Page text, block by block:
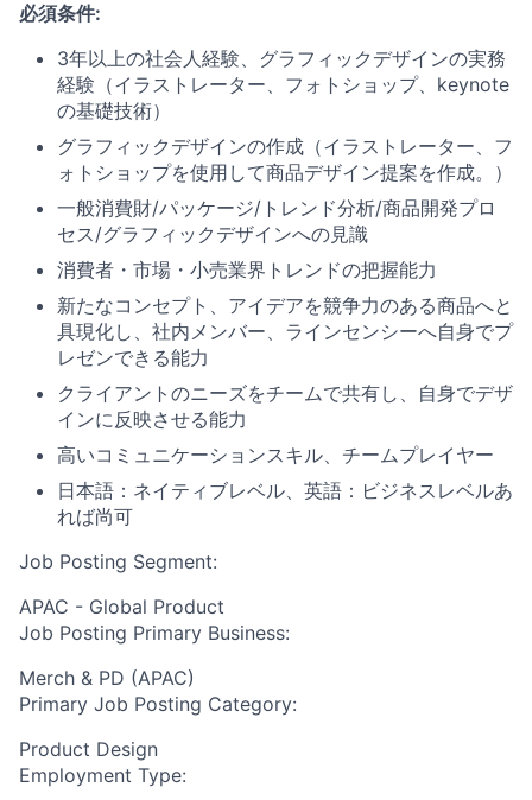
必須条件:
3年以上の社会人経験、グラフィックデザインの実務
経験（イラストレーター、フォトショップ、keynote
の基礎技術）
グラフィックデザインの作成（イラストレーター、フ
ォトショップを使用して商品デザイン提案を作成。）
一般消費財/パッケージ/トレンド分析/商品開発プロ
セス/グラフィックデザインへの見識
消費者・市場・小売業界トレンドの把握能力
新たなコンセプト、アイデアを競争力のある商品へと
具現化し、社内メンバー、ラインセンシーへ自身でプ
レゼンできる能力
クライアントのニーズをチームで共有し、自身でデザ
インに反映させる能力
高いコミュニケーションスキル、チームプレイヤー
日本語：ネイティブレベル、英語：ビジネスレベルあ
れば尚可
Job Posting Segment:
APAC - Global Product
Job Posting Primary Business:
Merch & PD (APAC)
Primary Job Posting Category:
Product Design
Employment Type: